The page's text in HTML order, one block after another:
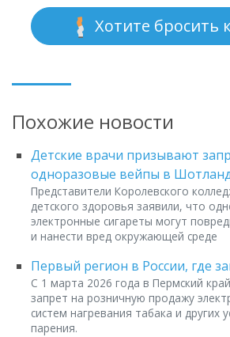
Хотите бросить
Похожие новости
Детские врачи призывают
одноразовые вейпы в
Представители Королевского
детского здоровья заявили, что
электронные сигареты могут
и нанести вред окружающей среде
Первый регион в России, где
С 1 марта 2026 года в Пермский
запрет на розничную продажу
систем нагревания табака и других
парения.